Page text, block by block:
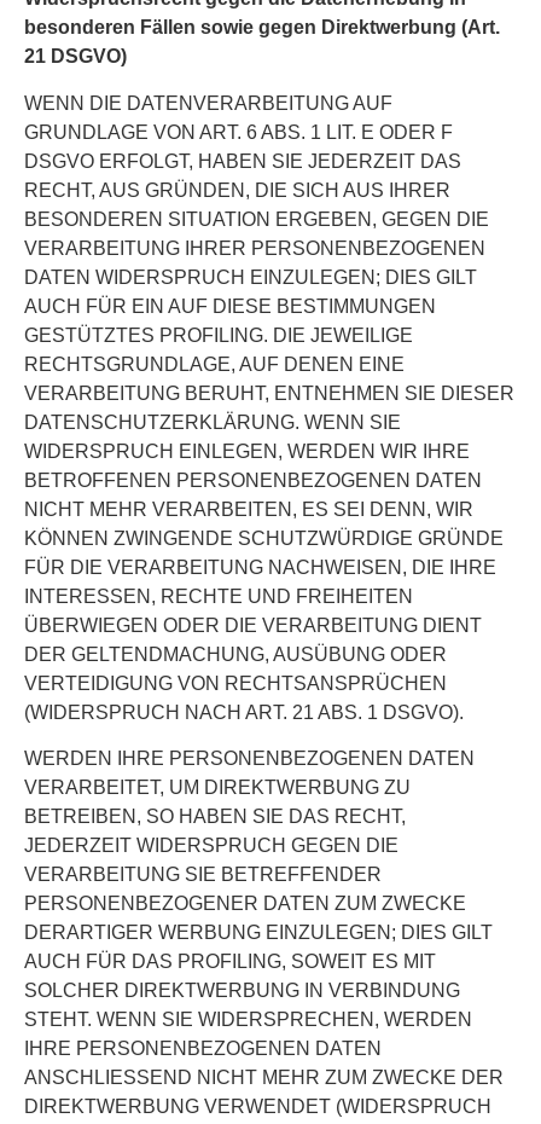
besonderen Fällen sowie gegen Direktwerbung (Art.
21 DSGVO)
WENN DIE DATENVERARBEITUNG AUF
GRUNDLAGE VON ART. 6 ABS. 1 LIT. E ODER F
DSGVO ERFOLGT, HABEN SIE JEDERZEIT DAS
RECHT, AUS GRÜNDEN, DIE SICH AUS IHRER
BESONDEREN SITUATION ERGEBEN, GEGEN DIE
VERARBEITUNG IHRER PERSONENBEZOGENEN
DATEN WIDERSPRUCH EINZULEGEN; DIES GILT
AUCH FÜR EIN AUF DIESE BESTIMMUNGEN
GESTÜTZTES PROFILING. DIE JEWEILIGE
RECHTSGRUNDLAGE, AUF DENEN EINE
VERARBEITUNG BERUHT, ENTNEHMEN SIE DIESER
DATENSCHUTZERKLÄRUNG. WENN SIE
WIDERSPRUCH EINLEGEN, WERDEN WIR IHRE
BETROFFENEN PERSONENBEZOGENEN DATEN
NICHT MEHR VERARBEITEN, ES SEI DENN, WIR
KÖNNEN ZWINGENDE SCHUTZWÜRDIGE GRÜNDE
FÜR DIE VERARBEITUNG NACHWEISEN, DIE IHRE
INTERESSEN, RECHTE UND FREIHEITEN
ÜBERWIEGEN ODER DIE VERARBEITUNG DIENT
DER GELTENDMACHUNG, AUSÜBUNG ODER
VERTEIDIGUNG VON RECHTSANSPRÜCHEN
(WIDERSPRUCH NACH ART. 21 ABS. 1 DSGVO).
WERDEN IHRE PERSONENBEZOGENEN DATEN
VERARBEITET, UM DIREKTWERBUNG ZU
BETREIBEN, SO HABEN SIE DAS RECHT,
JEDERZEIT WIDERSPRUCH GEGEN DIE
VERARBEITUNG SIE BETREFFENDER
PERSONENBEZOGENER DATEN ZUM ZWECKE
DERARTIGER WERBUNG EINZULEGEN; DIES GILT
AUCH FÜR DAS PROFILING, SOWEIT ES MIT
SOLCHER DIREKTWERBUNG IN VERBINDUNG
STEHT. WENN SIE WIDERSPRECHEN, WERDEN
IHRE PERSONENBEZOGENEN DATEN
ANSCHLIESSEND NICHT MEHR ZUM ZWECKE DER
DIREKTWERBUNG VERWENDET (WIDERSPRUCH